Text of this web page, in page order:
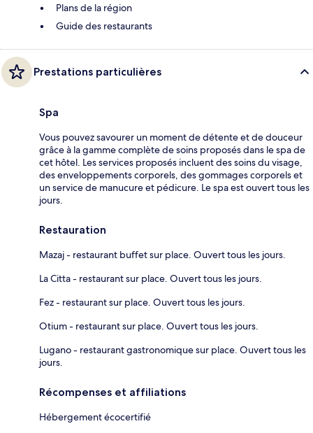
Plans de la région
Guide des restaurants
Prestations particulières
Spa
Vous pouvez savourer un moment de détente et de douceur
grâce à la gamme complète de soins proposés dans le spa de
cet hôtel. Les services proposés incluent des soins du visage,
des enveloppements corporels, des gommages corporels et
un service de manucure et pédicure. Le spa est ouvert tous les
jours.
Restauration
Mazaj - restaurant buffet sur place. Ouvert tous les jours.
La Citta - restaurant sur place. Ouvert tous les jours.
Fez - restaurant sur place. Ouvert tous les jours.
Otium - restaurant sur place. Ouvert tous les jours.
Lugano - restaurant gastronomique sur place. Ouvert tous les
jours.
Récompenses et affiliations
Hébergement écocertifié